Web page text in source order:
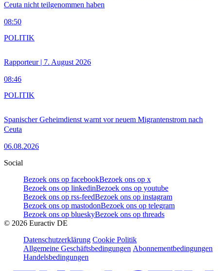
Ceuta nicht teilgenommen haben
08:50
Rapporteur | 7. August 2026
08:46
POLITIK
Spanischer Geheimdienst warnt vor neuem Migrantenstrom nach
Ceuta
06.08.2026
POLITIK
Social
Bezoek ons op facebookBezoek ons op x
Bezoek ons op linkedinBezoek ons op youtube
Bezoek ons op rss-feedBezoek ons op instagram
Bezoek ons op mastodonBezoek ons op telegram
Bezoek ons op blueskyBezoek ons op threads
© 2026 Euractiv DE
Datenschutzerklärung Cookie Politik
Allgemeine Geschäftsbedingungen Abonnementbedingungen
Handelsbedingungen